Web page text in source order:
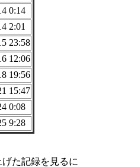
0:14
2:01
23:58
12:06
19:56
15:47
0:08
9:28
た記録を見るに